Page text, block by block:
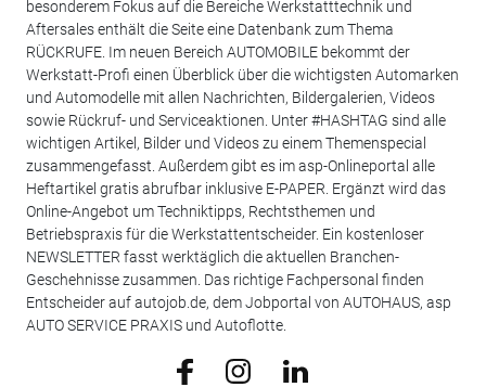
besonderem Fokus auf die Bereiche Werkstatttechnik und
Aftersales enthält die Seite eine Datenbank zum Thema
RÜCKRUFE. Im neuen Bereich AUTOMOBILE bekommt der
Werkstatt-Profi einen Überblick über die wichtigsten Automarken
und Automodelle mit allen Nachrichten, Bildergalerien, Videos
sowie Rückruf- und Serviceaktionen. Unter #HASHTAG sind alle
wichtigen Artikel, Bilder und Videos zu einem Themenspecial
zusammengefasst. Außerdem gibt es im asp-Onlineportal alle
Heftartikel gratis abrufbar inklusive E-PAPER. Ergänzt wird das
Online-Angebot um Techniktipps, Rechtsthemen und
Betriebspraxis für die Werkstattentscheider. Ein kostenloser
NEWSLETTER fasst werktäglich die aktuellen Branchen-
Geschehnisse zusammen. Das richtige Fachpersonal finden
Entscheider auf autojob.de, dem Jobportal von AUTOHAUS, asp
AUTO SERVICE PRAXIS und Autoflotte.